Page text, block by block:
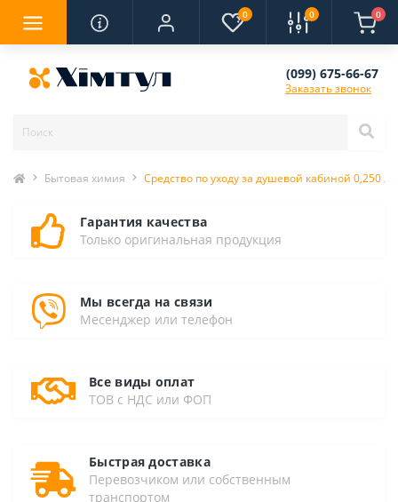
0 0 0
(099) 675-66-67
Заказать звонок
Бытовая химия Средство по уходу за душевой кабиной 0,250 л
Гарантия качества
Только оригинальная продукция
Мы всегда на связи
Месенджер или телефон
Все виды оплат
ТОВ с НДС или ФОП
Быстрая доставка
Перевозчиком или собственным
транспортом